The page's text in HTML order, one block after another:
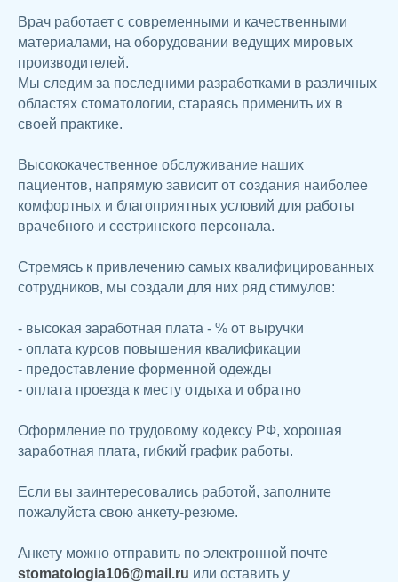
Врач работает с современными и качественными
материалами, на оборудовании ведущих мировых
производителей.
Мы следим за последними разработками в различных
областях стоматологии, стараясь применить их в
своей практике.
Высококачественное обслуживание наших
пациентов, напрямую зависит от создания наиболее
комфортных и благоприятных условий для работы
врачебного и сестринского персонала.
Стремясь к привлечению самых квалифицированных
сотрудников, мы создали для них ряд стимулов:
- высокая заработная плата - % от выручки
- оплата курсов повышения квалификации
- предоставление форменной одежды
- оплата проезда к месту отдыха и обратно
Оформление по трудовому кодексу РФ, хорошая
заработная плата, гибкий график работы.
Если вы заинтересовались работой, заполните
пожалуйста свою анкету-резюме.
Анкету можно отправить по электронной почте
stomatologia106@mail.ru или оставить у